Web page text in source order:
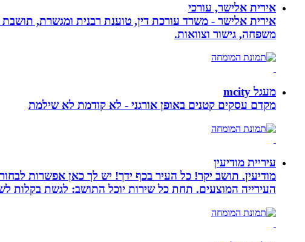
אירית אלישר, עורכי
אירית אלישר - משרד עורכת דין, טוענת רבנית ומגשרת,
משפחה, גישור וצוואות.
מעגל mcity
מקדם עסקים קטנים באופן אורגני - לא קודמת לא שילמת
עיריית מודיעין
מודיעין. תושב יקר! כל העיר בכף ידך! יש לך כאן אפשרות
העירייה המוצעים. תחת כל שירות יוכל התושב: לגשת בקלות